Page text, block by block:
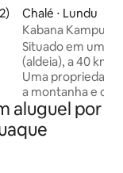
avaliação média
Chalé ⋅ Lundu
Kabana
Situado em um
(aldeia), a 40 km
Uma propriedade
a montanha e o
caminhada de
madeira sobre
vegetação local,
aluguel por